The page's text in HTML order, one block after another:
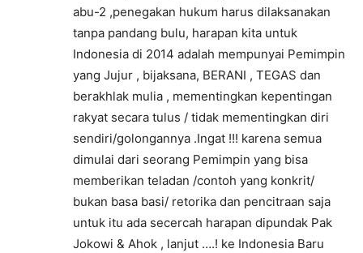
abu-2 ,penegakan hukum harus dilaksanakan
tanpa pandang bulu, harapan kita untuk
Indonesia di 2014 adalah mempunyai Pemimpin
yang Jujur , bijaksana, BERANI , TEGAS dan
berakhlak mulia , mementingkan kepentingan
rakyat secara tulus / tidak mementingkan diri
sendiri/golongannya .Ingat !!! karena semua
dimulai dari seorang Pemimpin yang bisa
memberikan teladan /contoh yang konkrit/
bukan basa basi/ retorika dan pencitraan saja
untuk itu ada secercah harapan dipundak Pak
Jokowi & Ahok , lanjut ….! ke Indonesia Baru